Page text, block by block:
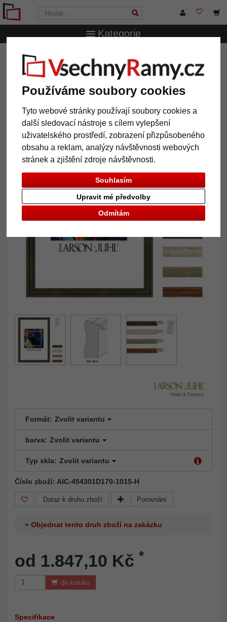
Používáme soubory cookies
Tyto webové stránky používají soubory cookies a
další sledovací nástroje s cílem vylepšení
uživatelského prostředí, zobrazení přizpůsobeného
obsahu a reklam, analýzy návštěvnosti webových
stránek a zjištění zdroje návštěvnosti.
Souhlasím
Odmítám
Upravit mé předvolby
Kategorie
VsechnRamy.cz
Brittany 2.8
Dřevěný rám Brittany 2.8
Formát: Zvolit variantu
barva: Zvolit variantu
Typ skla: Zvolit variantu
Číslo zboží: AIC-454301D170-1015-H
Dotaz k druhu zboží Porovnání
» Objednat tento druh zboží na zakázku
od 1.847,10 Kč *
do košíku
Specifikace